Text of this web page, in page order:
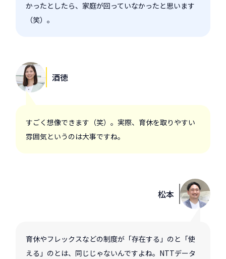
かったとしたら、家庭が回っていなかったと思います
（笑）。
酒徳
すごく想像できます（笑）。実際、育休を取りやすい
雰囲気というのは大事ですね。
松本
育休やフレックスなどの制度が「存在する」のと「使
える」のとは、同じじゃないんですよね。NTTデータ